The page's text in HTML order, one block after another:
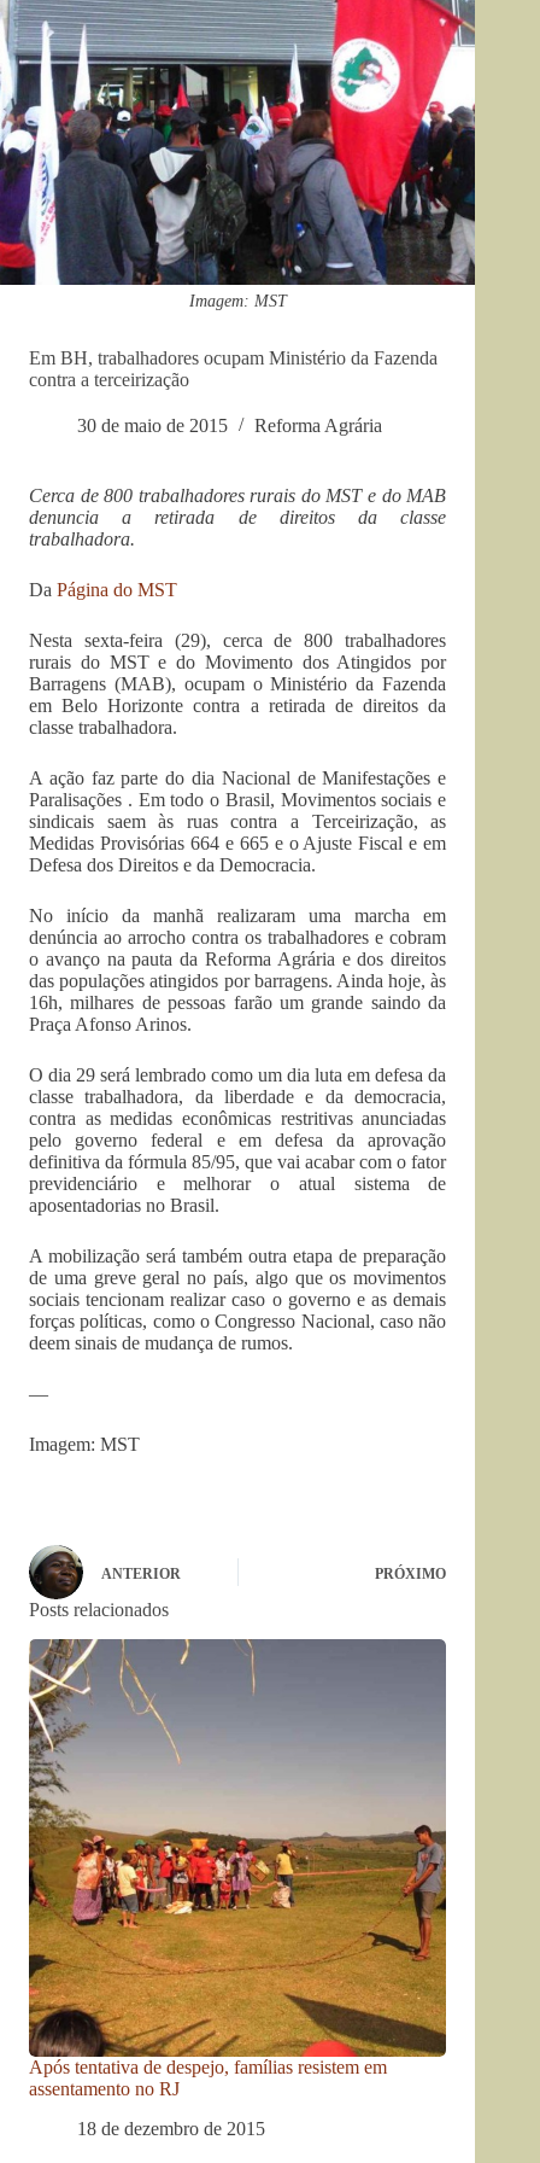
Imagem: MST
Em BH, trabalhadores ocupam Ministério da Fazenda
contra a terceirização
30 de maio de 2015 Reforma Agrária
Cerca de 800 trabalhadores rurais do MST e do MAB
denuncia a retirada de direitos da classe
trabalhadora.
Da Página do MST
Nesta sexta-feira (29), cerca de 800 trabalhadores
rurais do MST e do Movimento dos Atingidos por
Barragens (MAB), ocupam o Ministério da Fazenda
em Belo Horizonte contra a retirada de direitos da
classe trabalhadora.
A ação faz parte do dia Nacional de Manifestações e
Paralisações . Em todo o Brasil, Movimentos sociais e
sindicais saem às ruas contra a Terceirização, as
Medidas Provisórias 664 e 665 e o Ajuste Fiscal e em
Defesa dos Direitos e da Democracia.
No início da manhã realizaram uma marcha em
denúncia ao arrocho contra os trabalhadores e cobram
o avanço na pauta da Reforma Agrária e dos direitos
das populações atingidos por barragens. Ainda hoje, às
16h, milhares de pessoas farão um grande saindo da
Praça Afonso Arinos.
O dia 29 será lembrado como um dia luta em defesa da
classe trabalhadora, da liberdade e da democracia,
contra as medidas econômicas restritivas anunciadas
pelo governo federal e em defesa da aprovação
definitiva da fórmula 85/95, que vai acabar com o fator
previdenciário e melhorar o atual sistema de
aposentadorias no Brasil.
A mobilização será também outra etapa de preparação
de uma greve geral no país, algo que os movimentos
sociais tencionam realizar caso o governo e as demais
forças políticas, como o Congresso Nacional, caso não
deem sinais de mudança de rumos.
—
Imagem: MST
ANTERIOR PRÓXIMO
Posts relacionados
Após tentativa de despejo, famílias resistem em
assentamento no RJ
18 de dezembro de 2015